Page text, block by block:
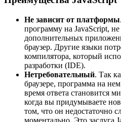
Не зависит от платформы
программу на JavaScript, не
дополнительных
браузер. Другие языки
компилятора, который
разработки (IDE).
Нетребовательный. Так
браузере, программа на
время ответа становится
когда вы придумываете
том, что он недостаточно
моментально. Это заслуга